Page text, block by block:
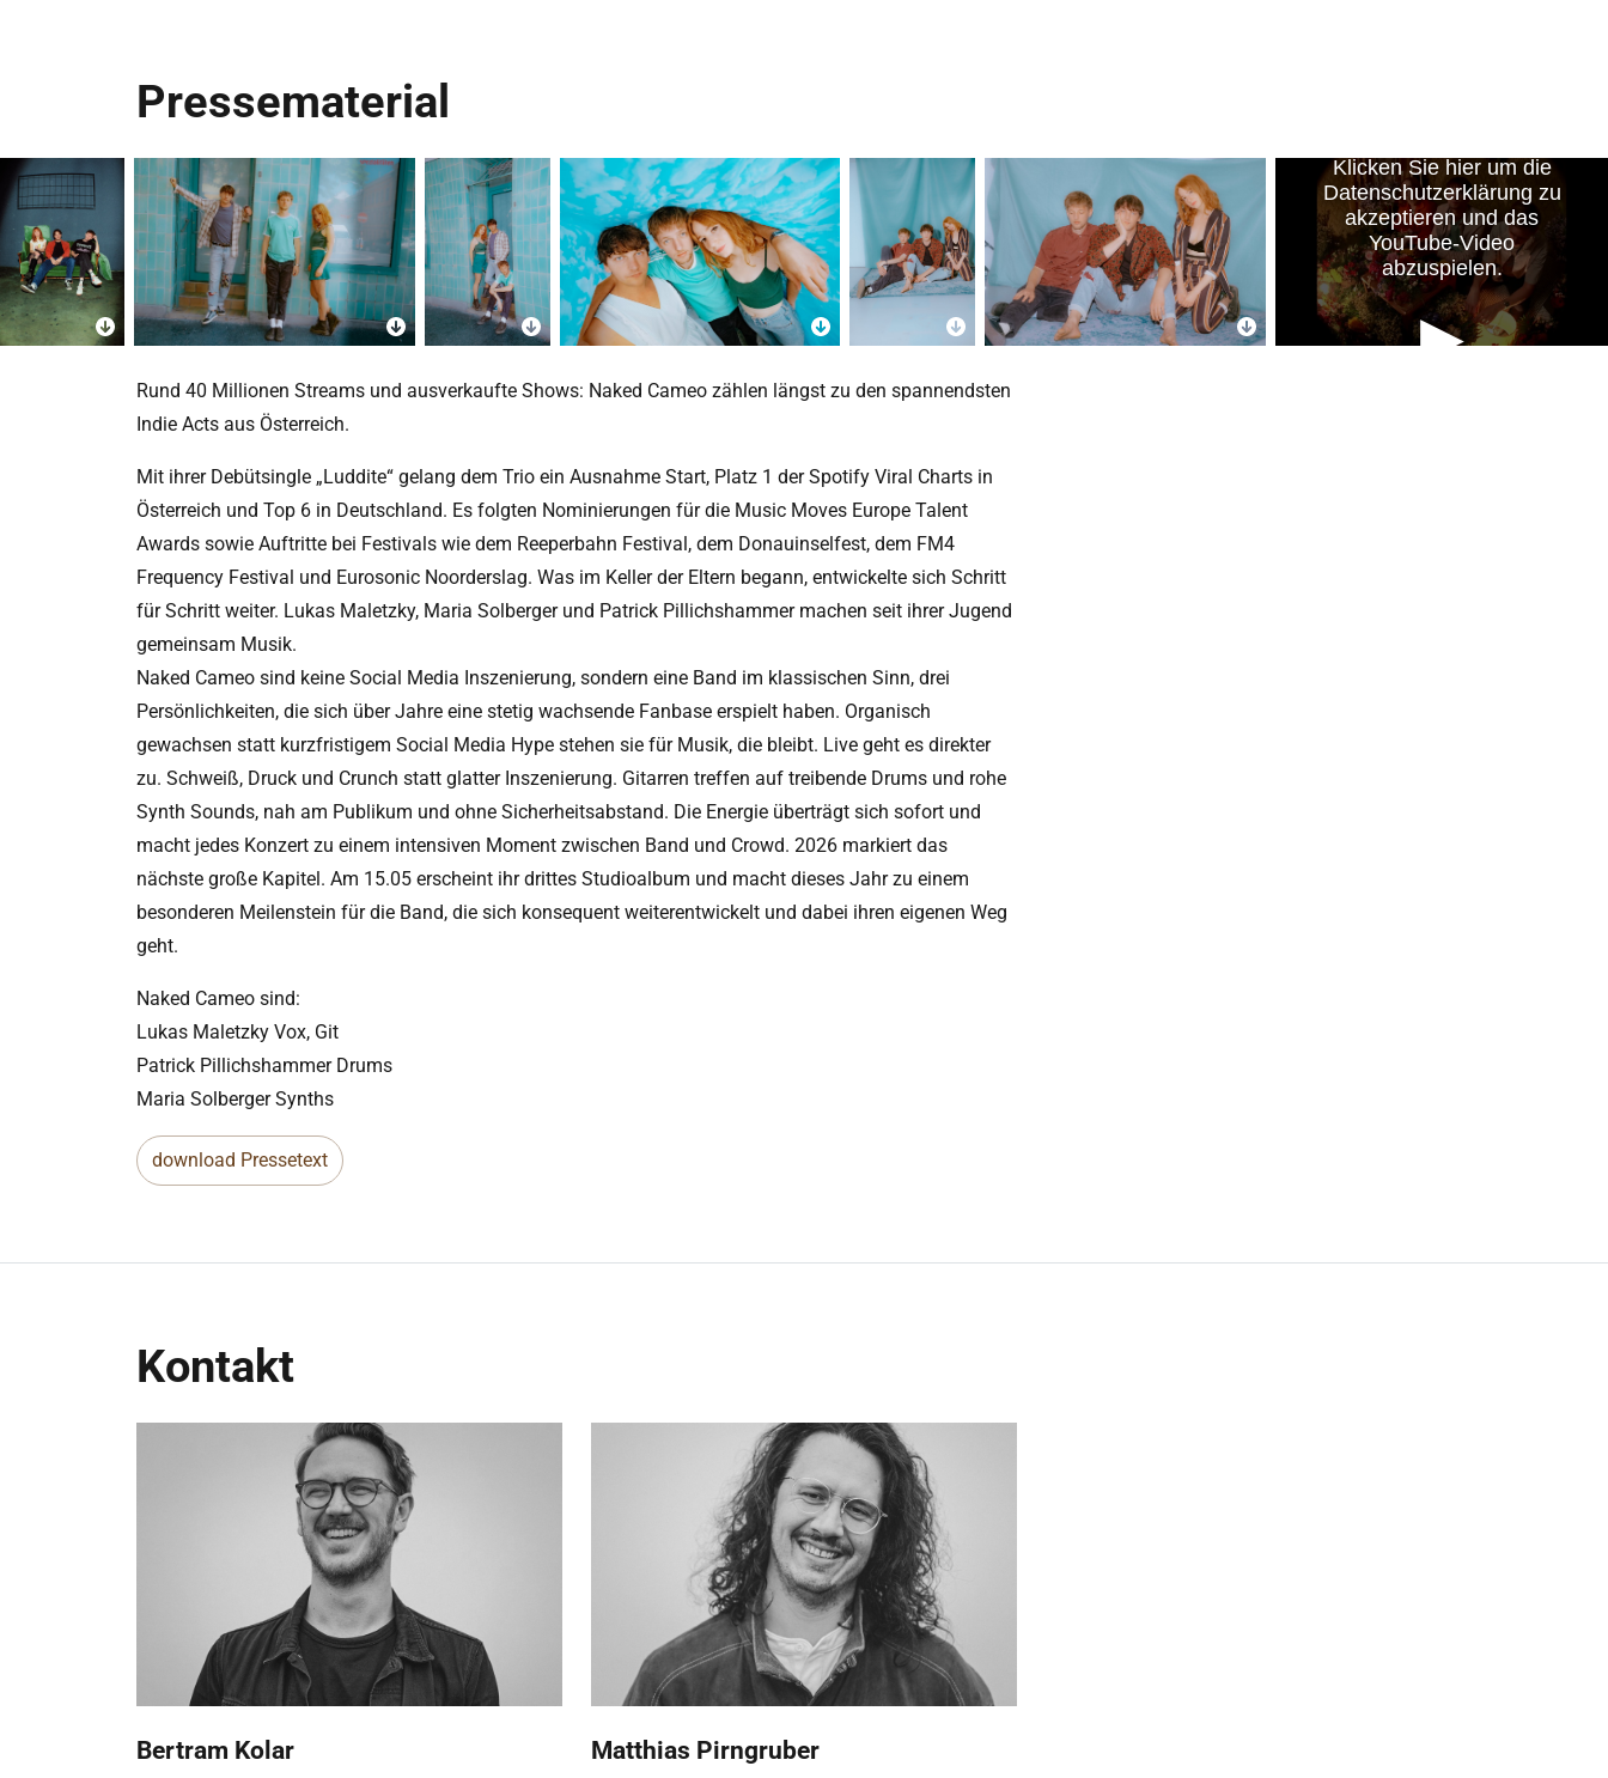
Pressematerial
Rund 40 Millionen Streams und ausverkaufte Shows: Naked Cameo zählen längst zu den spannendsten
Indie Acts aus Österreich.
Mit ihrer Debütsingle „Luddite“ gelang dem Trio ein Ausnahme Start, Platz 1 der Spotify Viral Charts in
Österreich und Top 6 in Deutschland. Es folgten Nominierungen für die Music Moves Europe Talent
Awards sowie Auftritte bei Festivals wie dem Reeperbahn Festival, dem Donauinselfest, dem FM4
Frequency Festival und Eurosonic Noorderslag. Was im Keller der Eltern begann, entwickelte sich Schritt
für Schritt weiter. Lukas Maletzky, Maria Solberger und Patrick Pillichshammer machen seit ihrer Jugend
gemeinsam Musik.
Naked Cameo sind keine Social Media Inszenierung, sondern eine Band im klassischen Sinn, drei
Persönlichkeiten, die sich über Jahre eine stetig wachsende Fanbase erspielt haben. Organisch
gewachsen statt kurzfristigem Social Media Hype stehen sie für Musik, die bleibt. Live geht es direkter
zu. Schweiß, Druck und Crunch statt glatter Inszenierung. Gitarren treffen auf treibende Drums und rohe
Synth Sounds, nah am Publikum und ohne Sicherheitsabstand. Die Energie überträgt sich sofort und
macht jedes Konzert zu einem intensiven Moment zwischen Band und Crowd. 2026 markiert das
nächste große Kapitel. Am 15.05 erscheint ihr drittes Studioalbum und macht dieses Jahr zu einem
besonderen Meilenstein für die Band, die sich konsequent weiterentwickelt und dabei ihren eigenen Weg
geht.
Naked Cameo sind:
Lukas Maletzky Vox, Git
Patrick Pillichshammer Drums
Maria Solberger Synths
download Pressetext
Kontakt
Bertram Kolar Matthias Pirngruber